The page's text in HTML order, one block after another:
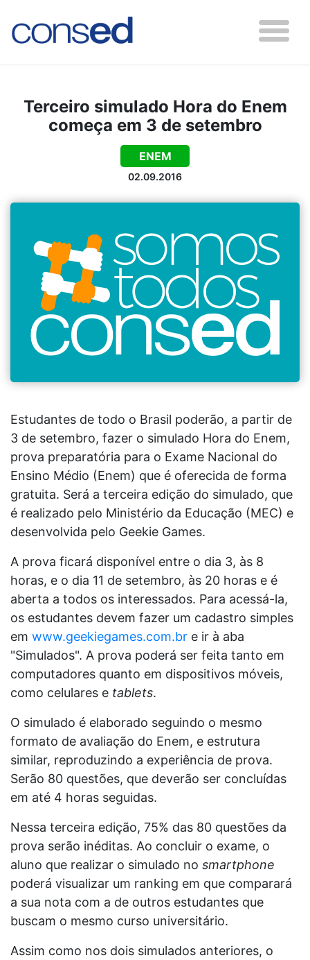
Terceiro simulado Hora do Enem
começa em 3 de setembro
ENEM
02.09.2016
Estudantes de todo o Brasil poderão, a partir de
3 de setembro, fazer o simulado Hora do Enem,
prova preparatória para o Exame Nacional do
Ensino Médio (Enem) que é oferecida de forma
gratuita. Será a terceira edição do simulado, que
é realizado pelo Ministério da Educação (MEC) e
desenvolvida pelo Geekie Games.
A prova ficará disponível entre o dia 3, às 8
horas, e o dia 11 de setembro, às 20 horas e é
aberta a todos os interessados. Para acessá-la,
os estudantes devem fazer um cadastro simples
em www.geekiegames.com.br e ir à aba
"Simulados". A prova poderá ser feita tanto em
computadores quanto em dispositivos móveis,
como celulares e tablets.
O simulado é elaborado seguindo o mesmo
formato de avaliação do Enem, e estrutura
similar, reproduzindo a experiência de prova.
Serão 80 questões, que deverão ser concluídas
em até 4 horas seguidas.
Nessa terceira edição, 75% das 80 questões da
prova serão inéditas. Ao concluir o exame, o
aluno que realizar o simulado no smartphone
poderá visualizar um ranking em que comparará
a sua nota com a de outros estudantes que
buscam o mesmo curso universitário.
Assim como nos dois simulados anteriores, o